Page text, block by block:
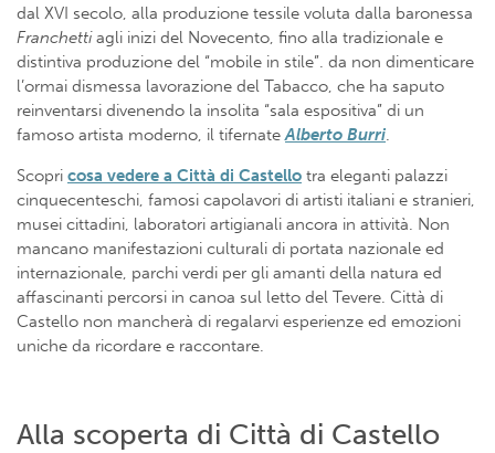
dal XVI secolo, alla produzione tessile voluta dalla baronessa
Franchettiagli inizi del Novecento, fino alla tradizionale e
distintiva produzione del “mobile in stile”. da non dimenticare
l’ormai dismessa lavorazione del Tabacco, che ha saputo
reinventarsi divenendo la insolita “sala espositiva” di un
famoso artista moderno, il tifernateAlberto Burri.
Scopri cosa vedere a Città di Castello tra eleganti palazzi
cinquecenteschi, famosi capolavori di artisti italiani e stranieri,
musei cittadini, laboratori artigianali ancora in attività. Non
mancano manifestazioni culturali di portata nazionale ed
internazionale, parchi verdi per gli amanti della natura ed
affascinanti percorsi in canoa sul letto del Tevere. Città di
Castello non mancherà di regalarvi esperienze ed emozioni
uniche da ricordare e raccontare.
Alla scoperta di Città di Castello